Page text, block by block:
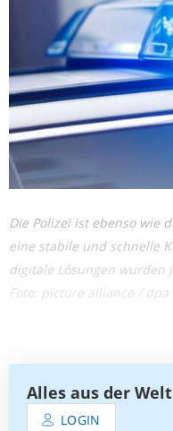
Die Polizei ist ebenso wie
eine stabile und schnelle
digitale Lösungen wurden
Foto: picture alliance /
Alles aus der
LOGIN